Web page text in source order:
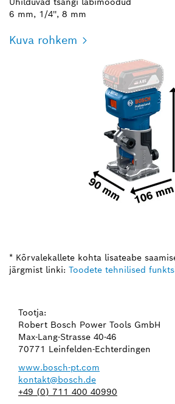
6 mm, 1/4'', 8 mm
Kuva rohkem
* Kõrvalekallete kohta lisateabe
järgmist linki: Toodete tehnilised
Tootja:
Robert Bosch Power Tools GmbH
Max-Lang-Strasse 40-46
70771 Leinfelden-Echterdingen
www.bosch-pt.com
kontakt@bosch.de
+49 (0) 711 400 40990